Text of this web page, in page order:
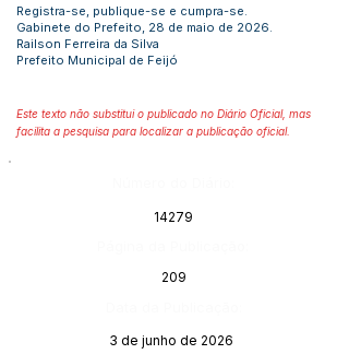
Registra-se, publique-se e cumpra-se.
Gabinete do Prefeito, 28 de maio de 2026.
Railson Ferreira da Silva
Prefeito Municipal de Feijó
Este texto não substitui o publicado no Diário Oficial, mas
facilita a pesquisa para localizar a publicação oficial.
14279
209
3 de junho de 2026